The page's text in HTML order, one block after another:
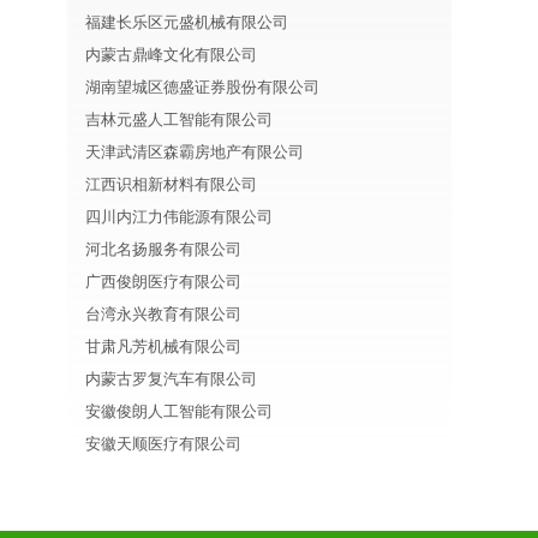
福建长乐区元盛机械有限公司
内蒙古鼎峰文化有限公司
湖南望城区德盛证券股份有限公司
吉林元盛人工智能有限公司
天津武清区森霸房地产有限公司
江西识相新材料有限公司
四川内江力伟能源有限公司
河北名扬服务有限公司
广西俊朗医疗有限公司
台湾永兴教育有限公司
甘肃凡芳机械有限公司
内蒙古罗复汽车有限公司
安徽俊朗人工智能有限公司
安徽天顺医疗有限公司